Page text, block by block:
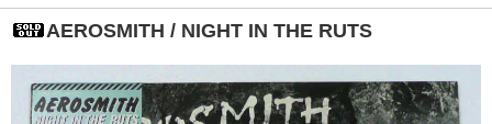
AEROSMITH / NIGHT IN THE RUTS